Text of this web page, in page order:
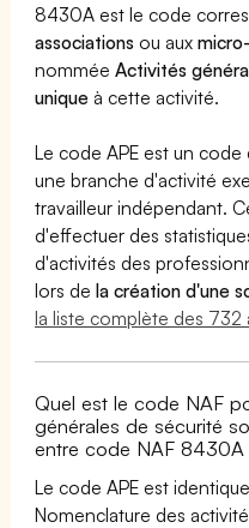
8430A est le code
associations ou aux
nomméeActivités
unique à cette activité.
Le code APE est un
une branche d'activité
travailleur indépendant.
d'effectuer des
d'activités des
lors dela création d'une
la liste complète des 732
Quel est le code NAF
générales de sécurité
entre code NAF
Le code APE est
Nomenclature des